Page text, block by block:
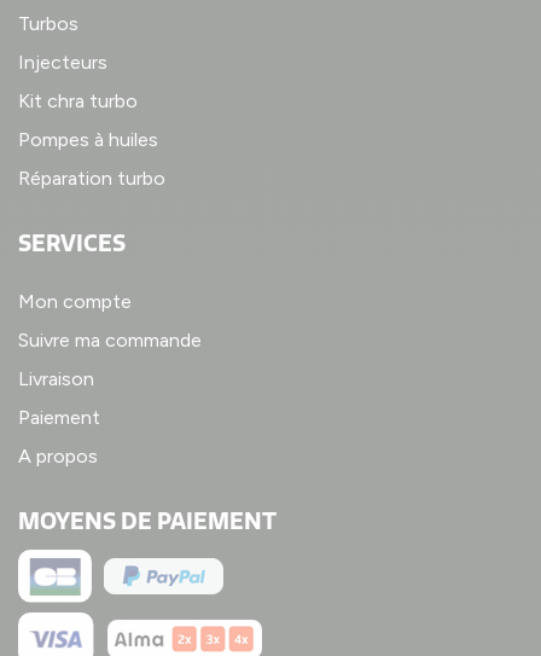
Turbos
Injecteurs
Kit chra turbo
Pompes à huiles
Réparation turbo
SERVICES
Mon compte
Suivre ma commande
Livraison
Paiement
A propos
MOYENS DE PAIEMENT